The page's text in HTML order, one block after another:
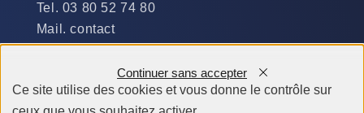
Tel. 03 80 52 74 80
Mail. contact
Du Lundi au Jeudi :
​de 9 h à 12 h et de 14 h à 19 h
Ce site utilise des cookies et vous donne le contrôle sur
Continuer sans accepter